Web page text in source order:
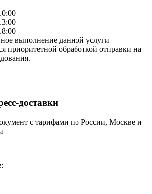
выполнение данной услуги
приоритетной обработкой отправки на
доставки
с тарифами по России, Москве и